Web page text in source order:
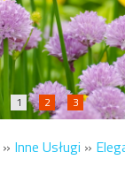
1 2 3
» Inne Usługi »